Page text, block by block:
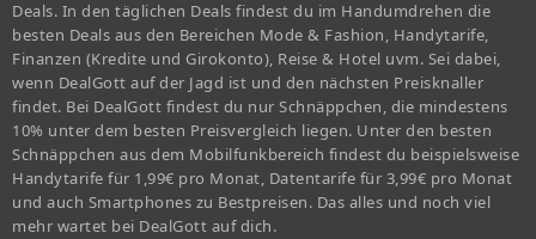
Deals. In den täglichen Deals findest du im Handumdrehen die
besten Deals aus den Bereichen Mode & Fashion, Handytarife,
Finanzen (Kredite und Girokonto), Reise & Hotel uvm. Sei dabei,
wenn DealGott auf der Jagd ist und den nächsten Preisknaller
findet. Bei DealGott findest du nur Schnäppchen, die mindestens
10% unter dem besten Preisvergleich liegen. Unter den besten
Schnäppchen aus dem Mobilfunkbereich findest du beispielsweise
Handytarife für 1,99€ pro Monat, Datentarife für 3,99€ pro Monat
und auch Smartphones zu Bestpreisen. Das alles und noch viel
mehr wartet bei DealGott auf dich.